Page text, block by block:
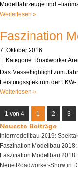
Modellfahrzeuge und
Weiterlesen »
Faszination
7. Oktober 2016
| Kategorie: Roadworker
Das Messehighlight zum
Leistungsspektrum der
Weiterlesen »
1 von 4 1 2 3
Neueste Beiträge
Intermodellbau 2019:
Faszination Modellbau
Faszination Modellbau
Neue Roadworker-Show in